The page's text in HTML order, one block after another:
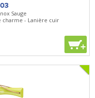
Sauge
charme - Lanière cuir
+